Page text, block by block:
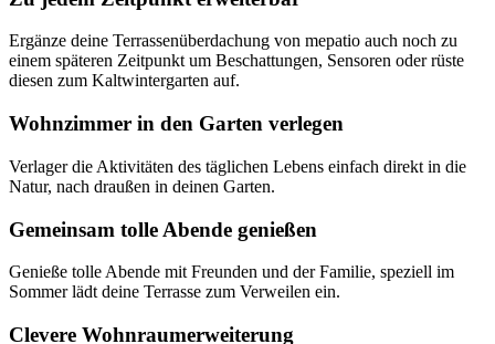
Ergänze deine Terrassenüberdachung von mepatio auch noch zu
einem späteren Zeitpunkt um Beschattungen, Sensoren oder rüste
diesen zum Kaltwintergarten auf.
Wohnzimmer in den Garten verlegen
Verlager die Aktivitäten des täglichen Lebens einfach direkt in die
Natur, nach draußen in deinen Garten.
Gemeinsam tolle Abende genießen
Genieße tolle Abende mit Freunden und der Familie, speziell im
Sommer lädt deine Terrasse zum Verweilen ein.
Clevere Wohnraumerweiterung